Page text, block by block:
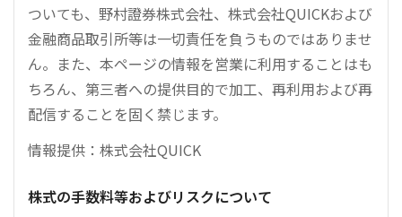
ついても、野村證券株式会社、株式会社QUICKおよび
金融商品取引所等は一切責任を負うものではありませ
ん。また、本ページの情報を営業に利用することはも
ちろん、第三者への提供目的で加工、再利用および再
配信することを固く禁じます。
情報提供：株式会社QUICK
株式の手数料等およびリスクについて